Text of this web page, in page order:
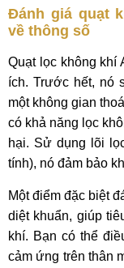
Đánh giá quạt
về thông số
Quạt lọc không khí
ích. Trước hết, nó
một không gian
có khả năng lọc
hại. Sử dụng lõi
tính), nó đảm bảo
Một điểm đặc biệt
diệt khuẩn, giúp
khí. Bạn có thể
cảm ứng trên thân